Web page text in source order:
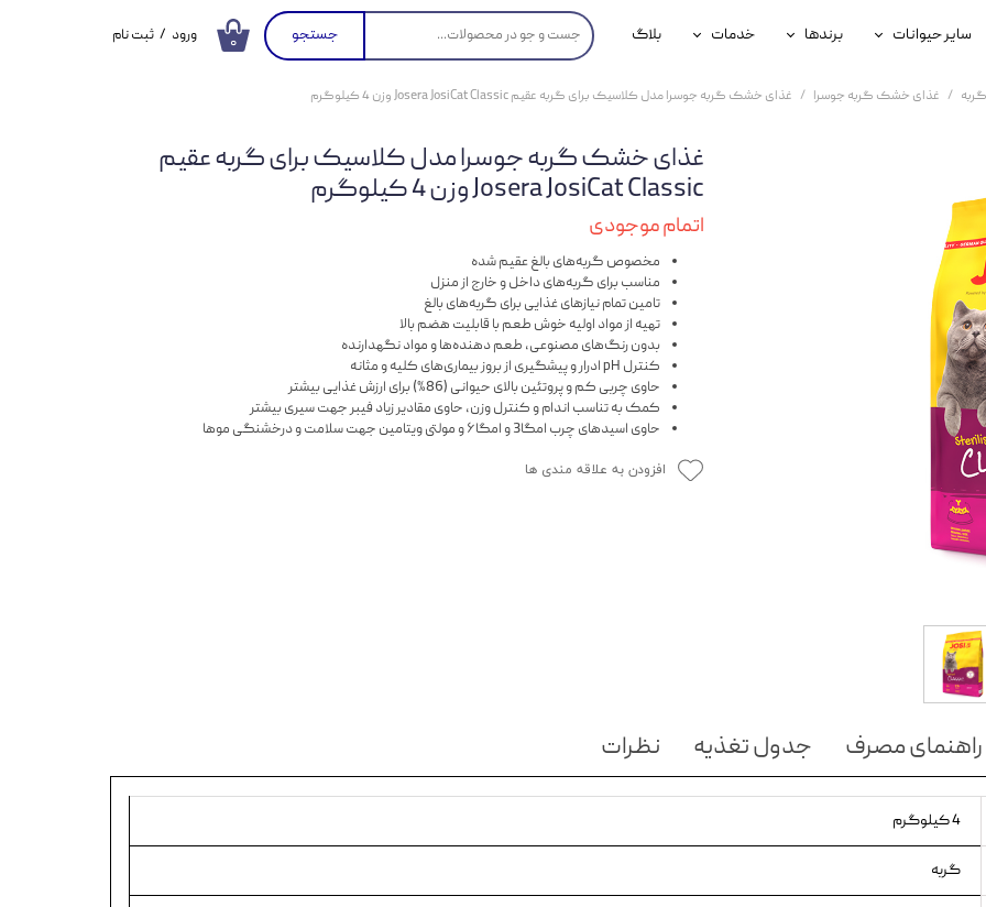
۰ جستجو
سگ
سایر حیوانات
محصولات پرندگان
برندها
جوسرا
خدمات
خدمات آنلاین دامپزشکی
بلاگ ورود / ثبت نام
سفارشات
غذای خشک گربه جوسرا غذای خشک گربه جوسرا مدل کلاسیک برای گربه عقیم Josera JosiCat Classic وزن 4 کیلوگرم
غذای خشک گربه جوسرا مدل کلاسیک برای گربه عقیم
Josera JosiCat Classic وزن 4 کیلوگرم
اتمام موجودی
مخصوص گربه‌های بالغ عقیم شده
مناسب برای گربه‌های داخل و خارج از منزل
تامین تمام نیازهای غذایی برای گربه‌های بالغ
تهیه از مواد اولیه خوش طعم با قابلیت هضم بالا
بدون رنگ‌های مصنوعی، طعم دهنده‌ها و مواد نگهدارنده
کنترل pH ادرار و پیشگیری از بروز بیماری‌های کلیه و مثانه
حاوی چربی کم و پروتئین بالای حیوانی (86%) برای ارزش غذایی بیشتر
کمک به تناسب اندام و کنترل وزن، حاوی مقادیر زیاد فیبر جهت سیری بیشتر
حاوی اسیدهای چرب امگا3 و امگا۶ و مولتی ویتامین جهت سلامت و درخشنگی موها
افزودن به علاقه مندی ها
راهنمای مصرف جدول تغذیه نظرات
4 کیلوگرم
گربه